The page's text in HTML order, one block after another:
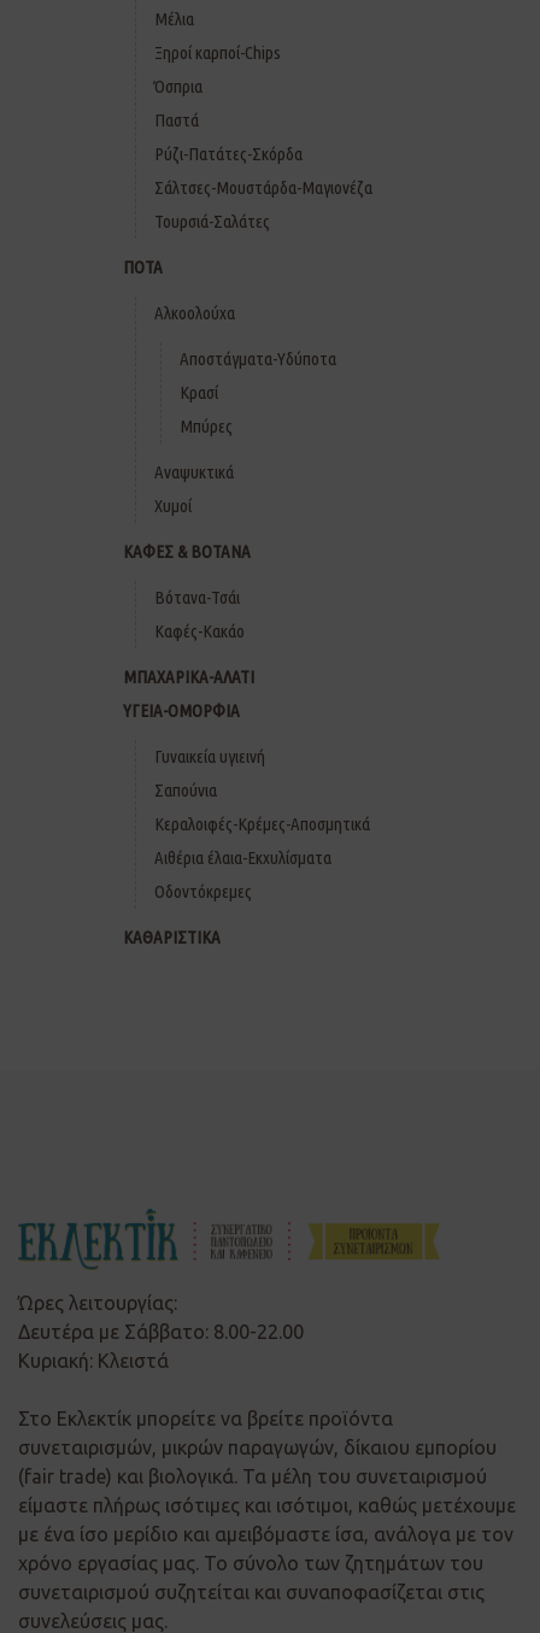
Μέλια
Ξηροί καρποί-Chips
Όσπρια
Παστά
Ρύζι-Πατάτες-Σκόρδα
Σάλτσες-Μουστάρδα-Μαγιονέζα
Τουρσιά-Σαλάτες
ΠΟΤΑ
Αλκοολούχα
Αποστάγματα-Υδύποτα
Κρασί
Μπύρες
Αναψυκτικά
Χυμοί
ΚΑΦΕΣ & ΒΟΤΑΝΑ
Βότανα-Τσάι
Καφές-Κακάο
ΜΠΑΧΑΡΙΚΑ-ΑΛΑΤΙ
ΥΓΕΙΑ-ΟΜΟΡΦΙΑ
Γυναικεία υγιεινή
Σαπούνια
Κεραλοιφές-Κρέμες-Αποσμητικά
Αιθέρια έλαια-Εκχυλίσματα
Οδοντόκρεμες
ΚΑΘΑΡΙΣΤΙΚΑ
Ώρες λειτουργίας:
Δευτέρα με Σάββατο: 8.00-22.00
Κυριακή: Κλειστά
Στο Εκλεκτίκ μπορείτε να βρείτε προϊόντα
συνεταιρισμών, μικρών παραγωγών, δίκαιου εμπορίου
(fair trade) και βιολογικά. Τα μέλη του συνεταιρισμού
είμαστε πλήρως ισότιμες και ισότιμοι, καθώς μετέχουμε
με ένα ίσο μερίδιο και αμειβόμαστε ίσα, ανάλογα με τον
χρόνο εργασίας μας. Το σύνολο των ζητημάτων του
συνεταιρισμού συζητείται και συναποφασίζεται στις
συνελεύσεις μας.